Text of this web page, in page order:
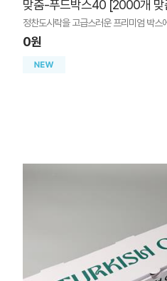
맞춤-푸드박스40 [2000개 맞
정찬도시락을 고급스러운 프리미엄 박스
0원